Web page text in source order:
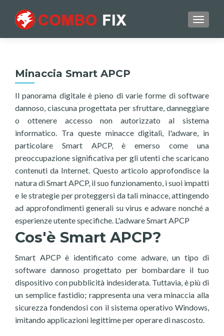
Minaccia Smart APCP
Il panorama digitale è pieno di varie forme di software
dannoso, ciascuna progettata per sfruttare, danneggiare
o ottenere accesso non autorizzato al sistema
informatico. Tra queste minacce digitali, l'adware, in
particolare Smart APCP, è emerso come una
preoccupazione significativa per gli utenti che scaricano
contenuti da Internet. Questo articolo approfondisce la
natura di Smart APCP, il suo funzionamento, i suoi impatti
e le strategie per proteggersi da tali minacce, attingendo
ad approfondimenti generali su virus e adware nonché a
esperienze utente specifiche. L'adware Smart APCP
Cos'è Smart APCP?
Smart APCP è identificato come adware, un tipo di
software dannoso progettato per bombardare il tuo
dispositivo con pubblicità indesiderata. Tuttavia, è più di
un semplice fastidio; rappresenta una vera minaccia alla
sicurezza fondendosi con il sistema operativo Windows,
imitando applicazioni legittime per operare di nascosto.